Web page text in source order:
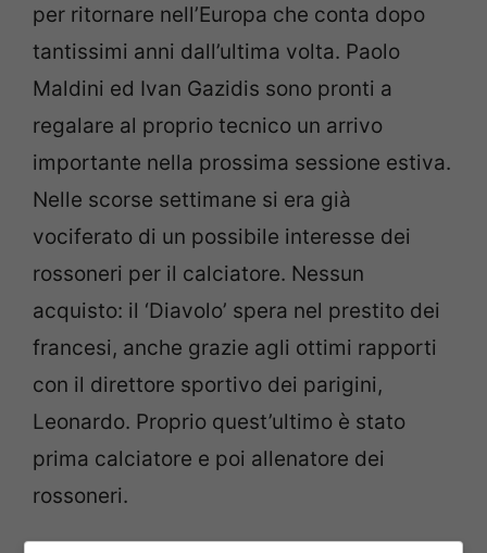
per ritornare nell’Europa che conta dopo
tantissimi anni dall’ultima volta. Paolo
Maldini ed Ivan Gazidis sono pronti a
regalare al proprio tecnico un arrivo
importante nella prossima sessione estiva.
Nelle scorse settimane si era già
vociferato di un possibile interesse dei
rossoneri per il calciatore. Nessun
acquisto: il ‘Diavolo’ spera nel prestito dei
francesi, anche grazie agli ottimi rapporti
con il direttore sportivo dei parigini,
Leonardo. Proprio quest’ultimo è stato
prima calciatore e poi allenatore dei
rossoneri.